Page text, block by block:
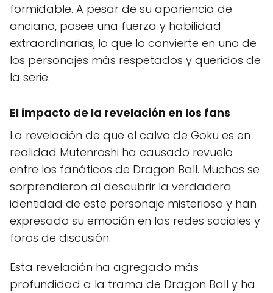
formidable. A pesar de su apariencia de
anciano, posee una fuerza y habilidad
extraordinarias, lo que lo convierte en uno de
los personajes más respetados y queridos de
la serie.
El impacto de la revelación en los fans
La revelación de que el calvo de Goku es en
realidad Mutenroshi ha causado revuelo
entre los fanáticos de Dragon Ball. Muchos se
sorprendieron al descubrir la verdadera
identidad de este personaje misterioso y han
expresado su emoción en las redes sociales y
foros de discusión.
Esta revelación ha agregado más
profundidad a la trama de Dragon Ball y ha